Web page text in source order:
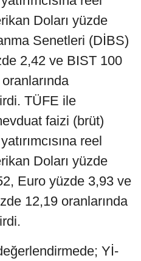
Doları yüzde
Senetleri (DİBS)
2,42 ve BIST 100
TÜFE ile
faizi (brüt)
reel
Doları yüzde
Euro yüzde 3,93 ve
12,19 oranlarında
Yİ-